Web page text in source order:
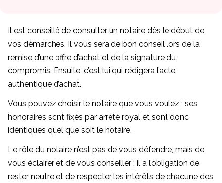
Il est conseillé de consulter un notaire dès le début de
vos démarches. Il vous sera de bon conseil lors de la
remise d’une offre d’achat et de la signature du
compromis. Ensuite, c’est lui qui rédigera l’acte
authentique d’achat.
Vous pouvez choisir le notaire que vous voulez ; ses
honoraires sont fixés par arrêté royal et sont donc
identiques quel que soit le notaire.
Le rôle du notaire n’est pas de vous défendre, mais de
vous éclairer et de vous conseiller ; il a l’obligation de
rester neutre et de respecter les intérêts de chacune des